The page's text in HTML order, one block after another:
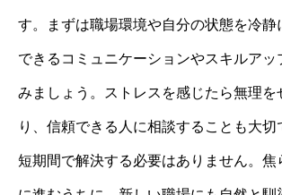
す。まずは職場環境や自分の状態を冷静
できるコミュニケーションやスキルアッ
みましょう。ストレスを感じたら無理を
り、信頼できる人に相談することも大切
短期間で解決する必要はありません。焦